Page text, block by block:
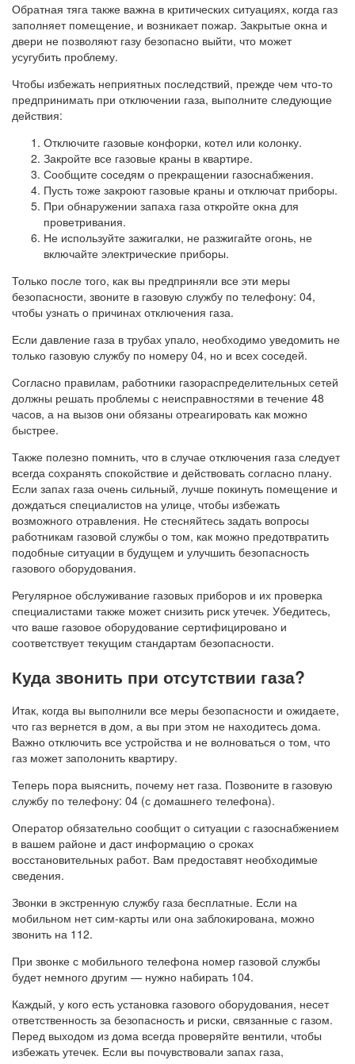
Обратная тяга также важна в критических ситуациях, когда газ
заполняет помещение, и возникает пожар. Закрытые окна и
двери не позволяют газу безопасно выйти, что может
усугубить проблему.
Чтобы избежать неприятных последствий, прежде чем что-то
предпринимать при отключении газа, выполните следующие
действия:
Отключите газовые конфорки, котел или колонку.
Закройте все газовые краны в квартире.
Сообщите соседям о прекращении газоснабжения.
Пусть тоже закроют газовые краны и отключат приборы.
При обнаружении запаха газа откройте окна для
проветривания.
Не используйте зажигалки, не разжигайте огонь, не
включайте электрические приборы.
Только после того, как вы предприняли все эти меры
безопасности, звоните в газовую службу по телефону: 04,
чтобы узнать о причинах отключения газа.
Если давление газа в трубах упало, необходимо уведомить не
только газовую службу по номеру 04, но и всех соседей.
Согласно правилам, работники газораспределительных сетей
должны решать проблемы с неисправностями в течение 48
часов, а на вызов они обязаны отреагировать как можно
быстрее.
Также полезно помнить, что в случае отключения газа следует
всегда сохранять спокойствие и действовать согласно плану.
Если запах газа очень сильный, лучше покинуть помещение и
дождаться специалистов на улице, чтобы избежать
возможного отравления. Не стесняйтесь задать вопросы
работникам газовой службы о том, как можно предотвратить
подобные ситуации в будущем и улучшить безопасность
газового оборудования.
Регулярное обслуживание газовых приборов и их проверка
специалистами также может снизить риск утечек. Убедитесь,
что ваше газовое оборудование сертифицировано и
соответствует текущим стандартам безопасности.
Куда звонить при отсутствии газа?
Итак, когда вы выполнили все меры безопасности и ожидаете,
что газ вернется в дом, а вы при этом не находитесь дома.
Важно отключить все устройства и не волноваться о том, что
газ может заполонить квартиру.
Теперь пора выяснить, почему нет газа. Позвоните в газовую
службу по телефону: 04 (с домашнего телефона).
Оператор обязательно сообщит о ситуации с газоснабжением
в вашем районе и даст информацию о сроках
восстановительных работ. Вам предоставят необходимые
сведения.
Звонки в экстренную службу газа бесплатные. Если на
мобильном нет сим-карты или она заблокирована, можно
звонить на 112.
При звонке с мобильного телефона номер газовой службы
будет немного другим — нужно набирать 104.
Каждый, у кого есть установка газового оборудования, несет
ответственность за безопасность и риски, связанные с газом.
Перед выходом из дома всегда проверяйте вентили, чтобы
избежать утечек. Если вы почувствовали запах газа,